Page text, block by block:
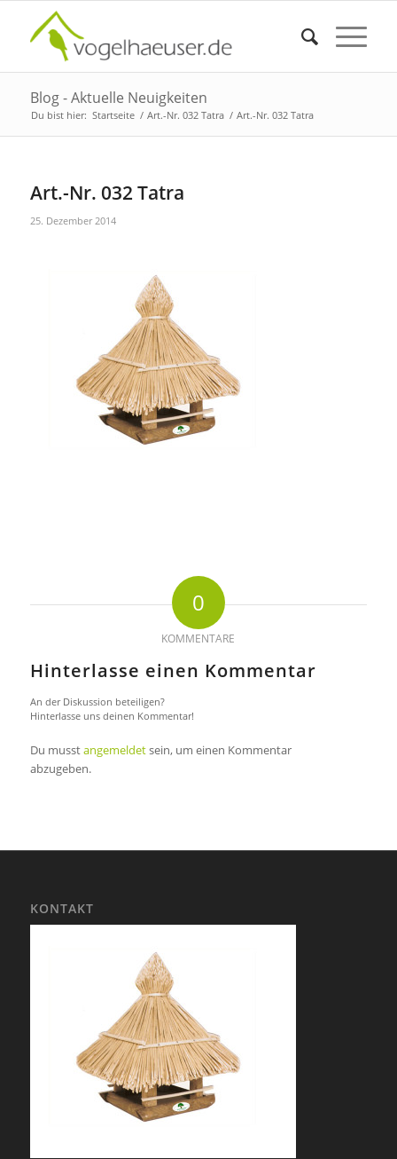
Blog - Aktuelle Neuigkeiten
Du bist hier: Startseite / Art.-Nr. 032 Tatra / Art.-Nr. 032 Tatra
Art.-Nr. 032 Tatra
25. Dezember 2014
0
KOMMENTARE
Hinterlasse einen Kommentar
An der Diskussion beteiligen?
Hinterlasse uns deinen Kommentar!
Du musstangemeldetsein, um einen Kommentar
abzugeben.
KONTAKT